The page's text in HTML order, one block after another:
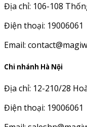
Địa chỉ: 106-108
Điện thoại: 19006061
Email:
Chi nhánh Hà Nội
Địa chỉ: 12-210/28
Điện thoại: 19006061